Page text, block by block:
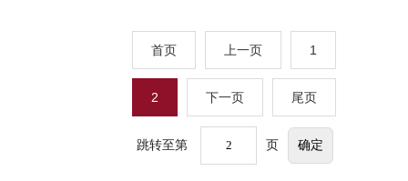
首页 上一页 1
2 下一页 尾页
跳转至第 页